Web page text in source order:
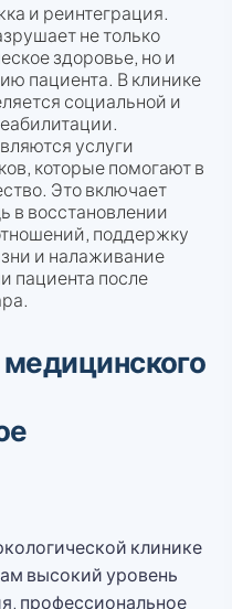
и реинтеграция.
не только
здоровье, но и
пациента. В клинике
социальной и
услуги
которые помогают в
Это включает
в восстановлении
поддержку
и налаживание
пациента после
клинике
высокий уровень
профессиональное